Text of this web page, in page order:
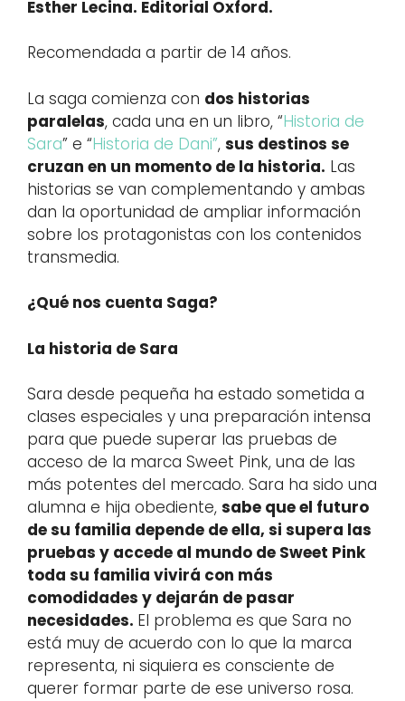
Esther Lecina. Editorial Oxford.
Recomendada a partir de 14 años.
La saga comienza con dos historias
paralelas, cada una en un libro, “Historia de
Sara” e “Historia de Dani”, sus destinos se
cruzan en un momento de la historia. Las
historias se van complementando y ambas
dan la oportunidad de ampliar información
sobre los protagonistas con los contenidos
transmedia.
¿Qué nos cuenta Saga?
La historia de Sara
Sara desde pequeña ha estado sometida a
clases especiales y una preparación intensa
para que puede superar las pruebas de
acceso de la marca Sweet Pink, una de las
más potentes del mercado. Sara ha sido una
alumna e hija obediente, sabe que el futuro
de su familia depende de ella, si supera las
pruebas y accede al mundo de Sweet Pink
toda su familia vivirá con más
comodidades y dejarán de pasar
necesidades. El problema es que Sara no
está muy de acuerdo con lo que la marca
representa, ni siquiera es consciente de
querer formar parte de ese universo rosa.